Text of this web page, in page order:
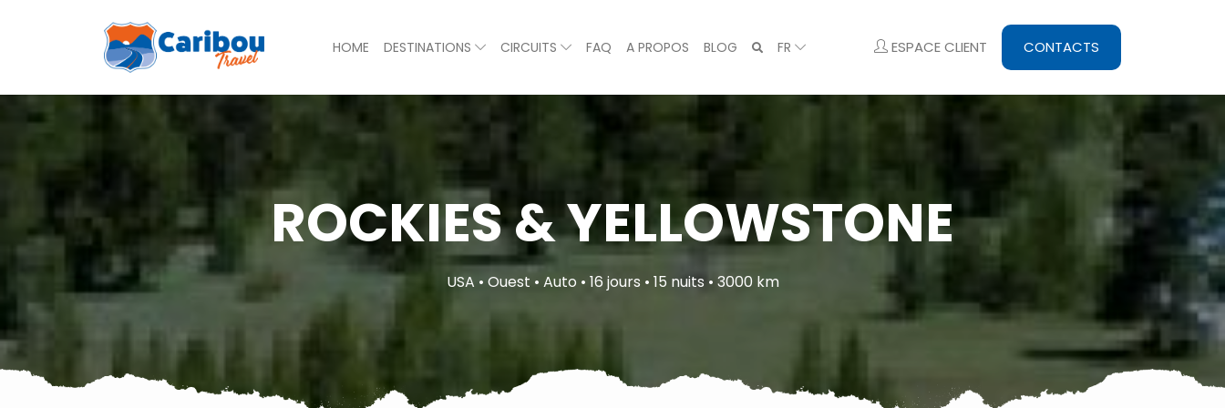
HOME DESTINATIONS CIRCUITS FAQ A PROPOS BLOG FR ESPACE CLIENT CONTACTS
ROCKIES & YELLOWSTONE
USA • Ouest • Auto • 16 jours • 15 nuits • 3000 km